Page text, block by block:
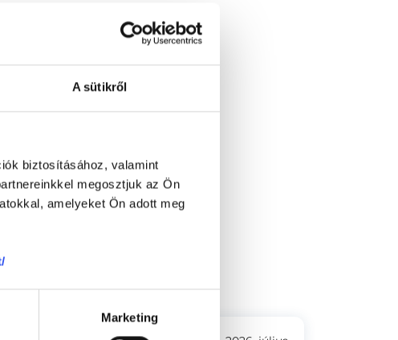
A sütikről
biztosításához, valamint
megosztjuk az Ön
amelyeket Ön adott meg
Marketing
1 / 2